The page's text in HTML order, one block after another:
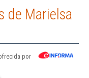
de Marielsa
por